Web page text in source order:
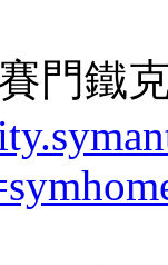
賽門鐵